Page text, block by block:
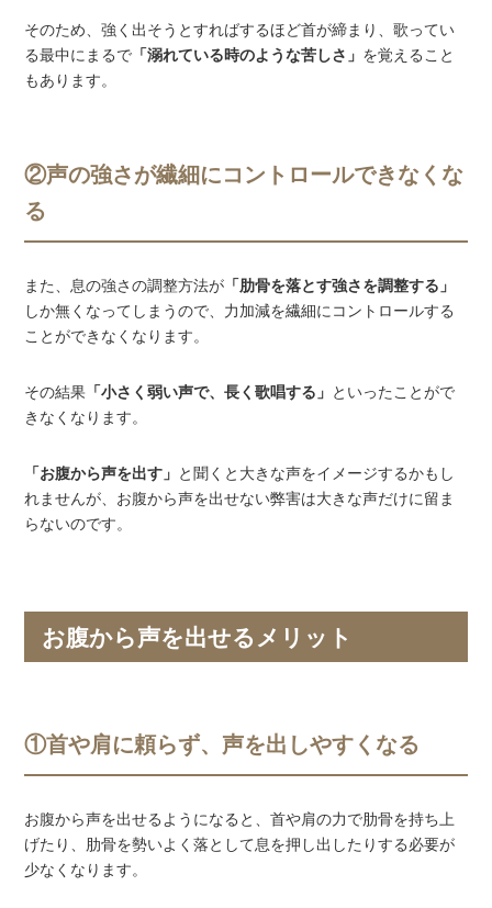
そのため、強く出そうとすればするほど首が締まり、歌ってい
る最中にまるで 「溺れている時のような苦しさ」 を覚えること
もあります。
②声の強さが繊細にコントロールできなくな
る
また、息の強さの調整方法が 「肋骨を落とす強さを調整する」
しか無くなってしまうので、力加減を繊細にコントロールする
ことができなくなります。
その結果 「小さく弱い声で、長く歌唱する」 といったことがで
きなくなります。
「お腹から声を出す」 と聞くと大きな声をイメージするかもし
れませんが、お腹から声を出せない弊害は大きな声だけに留ま
らないのです。
お腹から声を出せるメリット
①首や肩に頼らず、声を出しやすくなる
お腹から声を出せるようになると、首や肩の力で肋骨を持ち上
げたり、肋骨を勢いよく落として息を押し出したりする必要が
少なくなります。